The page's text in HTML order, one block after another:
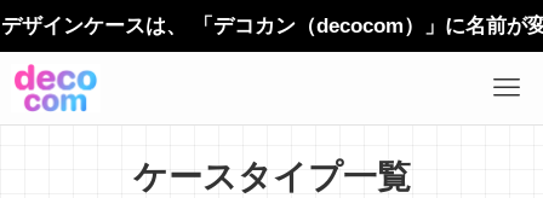
ンケースは、 「デコカン（decocom）」に名前が変
ケースタイプ一覧